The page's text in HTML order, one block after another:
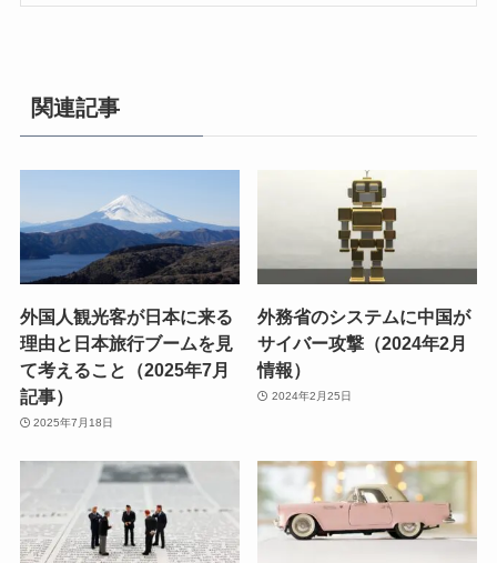
関連記事
外国人観光客が日本に来る
理由と日本旅行ブームを見
て考えること（2025年7月
記事）
2025年7月18日
外務省のシステムに中国が
サイバー攻撃（2024年2月
情報）
2024年2月25日